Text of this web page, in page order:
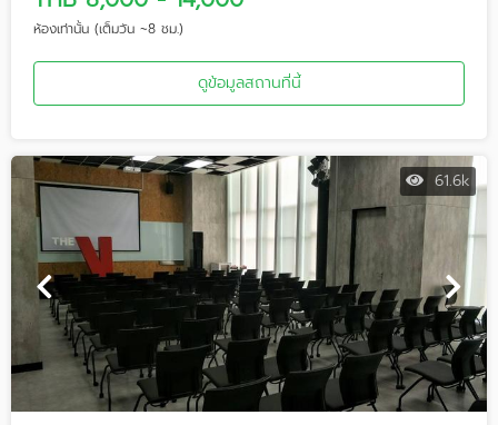
ห้องเท่านั้น (เต็มวัน ~8 ชม.)
ดูข้อมูลสถานที่นี้
61.6k